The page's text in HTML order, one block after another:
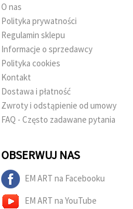
O nas
Polityka prywatności
Regulamin sklepu
Informacje o sprzedawcy
Polityka cookies
Kontakt
Dostawa i płatność
Zwroty i odstąpienie od umowy
FAQ - Często zadawane pytania
OBSERWUJ NAS
EM ART na Facebooku
EM ART na YouTube